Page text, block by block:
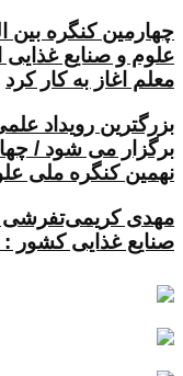
چهارمین کنگره بین
علوم و صنایع
معلم اغاز به کار کرد
برگزار می شود /
نهمین کنگره ملی
مهدی کریمی‌تفرشی
صنایع غذایی کشور :